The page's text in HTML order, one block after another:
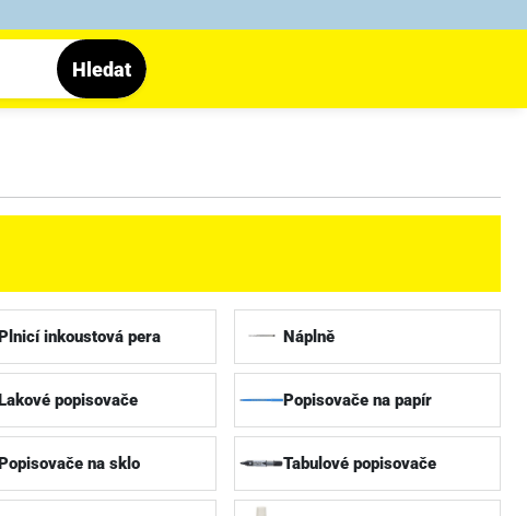
Hledat
inkoustová pera Náplně
popisovače Popisovače na papír
na sklo Tabulové popisovače